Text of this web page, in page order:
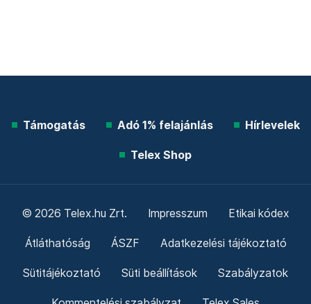
Támogatás Adó 1% felajánlás Hírlevelek
Telex Shop
© 2026 Telex.hu Zrt. Impresszum Etikai kódex
Átláthatóság ÁSZF Adatkezelési tájékoztató
Sütitájékoztató Süti beállítások Szabályzatok